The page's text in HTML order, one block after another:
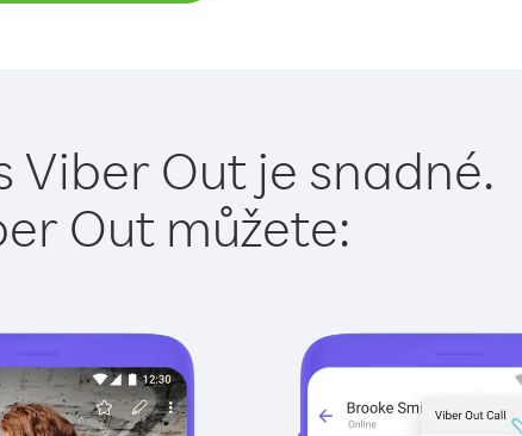
Viber Out je snadné.
Out můžete: